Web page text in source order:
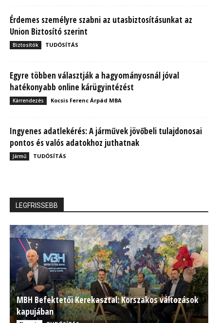
Érdemes személyre szabni az utasbiztosításunkat az
Union Biztosító szerint
Biztosítók TUDÓSÍTÁS
Egyre többen választják a hagyományosnál jóval
hatékonyabb online kárügyintézést
Kárrendezés Kocsis Ferenc Árpád MBA
Ingyenes adatlekérés: A járművek jövőbeli tulajdonosai
pontos és valós adatokhoz juthatnak
Jármű TUDÓSÍTÁS
LEGFRISSEBB
MBH Befektetői Kerekasztal: Korszakos változások
kapujában